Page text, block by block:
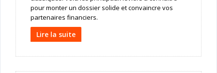
pour monter un dossier solide et convaincre vos
partenaires financiers.
Lire la suite